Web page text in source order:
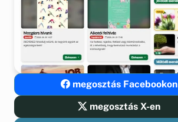
megosztás Facebookon
megosztás X-en